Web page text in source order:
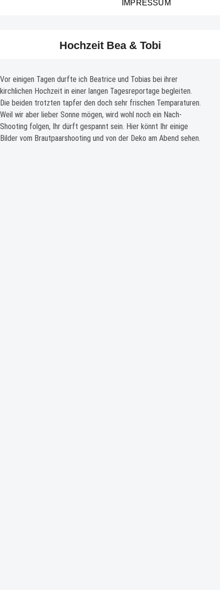
IMPRESSUM
Hochzeit Bea & Tobi
Vor einigen Tagen durfte ich Beatrice und Tobias bei ihrer
kirchlichen Hochzeit in einer langen Tagesreportage begleiten.
Die beiden trotzten tapfer den doch sehr frischen Temparaturen.
Weil wir aber lieber Sonne mögen, wird wohl noch ein Nach-
Shooting folgen, Ihr dürft gespannt sein. Hier könnt Ihr einige
Bilder vom Brautpaarshooting und von der Deko am Abend sehen.